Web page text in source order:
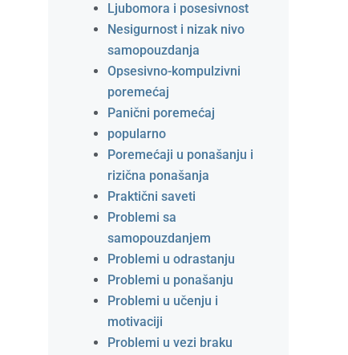
Ljubomora i posesivnost
Nesigurnost i nizak nivo
samopouzdanja
Opsesivno-kompulzivni
poremećaj
Panični poremećaj
popularno
Poremećaji u ponašanju i
rizična ponašanja
Praktični saveti
Problemi sa
samopouzdanjem
Problemi u odrastanju
Problemi u ponašanju
Problemi u učenju i
motivaciji
Problemi u vezi braku